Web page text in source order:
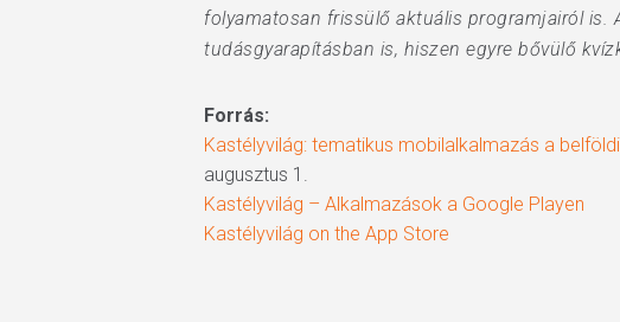
folyamatosan frissülő aktuális programjairól is.
tudásgyarapításban is, hiszen egyre bővülő
Forrás:
Kastélyvilág: tematikus mobilalkalmazás a
augusztus 1.
Kastélyvilág – Alkalmazások a Google Playen
Kastélyvilág on the App Store